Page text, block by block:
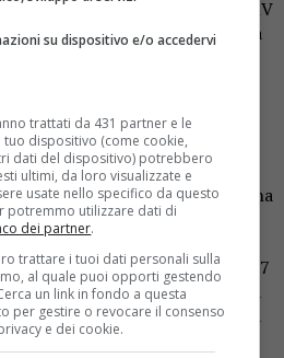
il Biella Rugby. Il morale del XV
stelle dopo la vittoria ottenuta
Parma, ma la giusta
ai gialloverdi la giusta
necessaria per affrontare gli
delicato appuntamento.
per la quarta giornata del
infatti il Biella Rugby di scena
d’Acquisto affrontare il
alle 14.30). Per i lanieri sarà
la società lombarda che da 17
prima di essere promossa
Nei trascorsi lontani della
una stagione in serie A2 a
su dispositivo e/o accedervi
trattati da 431 partner e le
dispositivo (come cookie,
dati del dispositivo) potrebbero
ultimi, da loro visualizzate e
usate nello specifico da questo
potremmo utilizzare dati di
dei partner.
trattare i tuoi dati personali sulla
al quale puoi opporti gestendo
un link in fondo a questa
per gestire o revocare il consenso
e dei cookie.